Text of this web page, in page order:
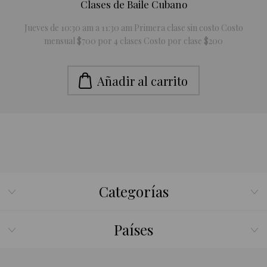
Clases de Baile Cubano
Jueves de 10:30 am a 11:30 am Primera clase sin costo Costo
mensual $700 por 4 clases Costo por clase $200
Añadir al carrito
Categorías
Países